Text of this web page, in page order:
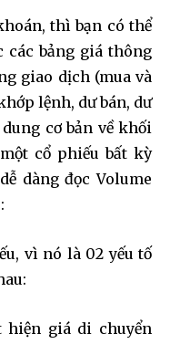
thì bạn có thể
các bảng giá thông
giao dịch (mua và
lệnh, dư bán, dư
cơ bản về khối
cổ phiếu bất kỳ
dàng đọc Volume
vì nó là 02 yếu tố
hiện giá di chuyển